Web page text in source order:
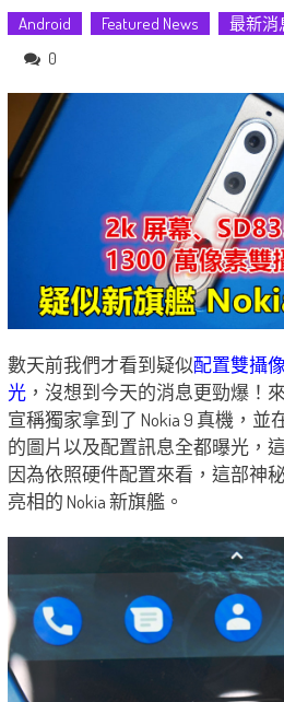
Android Featured News 最新消
0
數天前我們才看到疑似配置雙攝
光，沒想到今天的消息更勁爆！
宣稱獨家拿到了 Nokia 9 真機，
的圖片以及配置訊息全都曝光，
因為依照硬件配置來看，這部神
亮相的 Nokia 新旗艦。